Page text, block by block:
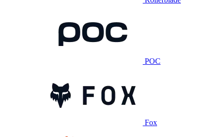
POC
Fox